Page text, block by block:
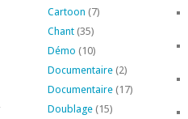
Cartoon (7)
Chant(35)
Démo (10)
Documentaire(2)
Documentaire(17)
Doublage(15)